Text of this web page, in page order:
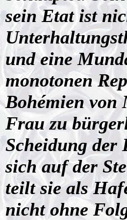
sein Etat ist
und eine
monotonen
Bohémien von
Frau zu
Scheidung der
sich auf der
teilt sie als
nicht ohne